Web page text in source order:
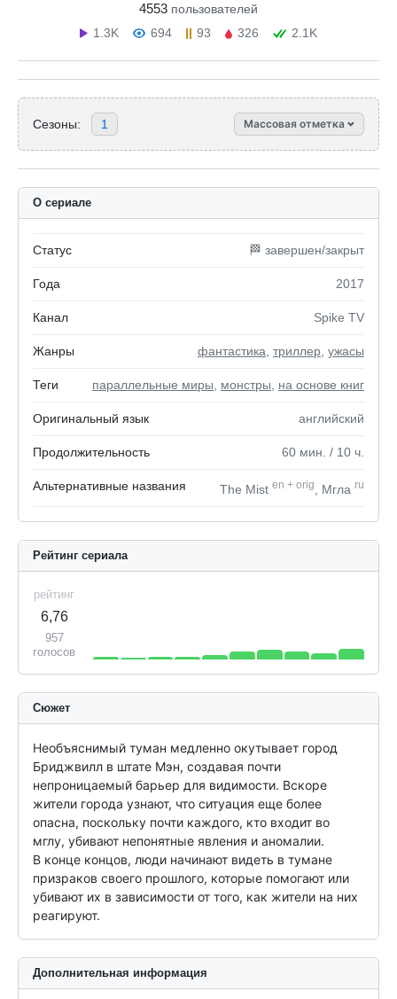
4553 пользователей
1.3K
694 93 326 2.1K
Сезоны: 1 Массовая отметка
О сериале
Статус 🏁 завершен/закрыт
Года 2017
Канал Spike TV
Жанры фантастика триллер ужасы
Теги параллельные миры монстры на основе книг
Оригинальный язык английский
Продолжительность 60 мин. / 10 ч.
Альтернативные названия The Mist en + orig , Мгла ru
Рейтинг сериала
рейтинг
6,76
957
голосов
Сюжет
Необъяснимый туман медленно окутывает город
Бриджвилл в штате Мэн, создавая почти
непроницаемый барьер для видимости. Вскоре
жители города узнают, что ситуация еще более
опасна, поскольку почти каждого, кто входит во
мглу, убивают непонятные явления и аномалии.
В конце концов, люди начинают видеть в тумане
призраков своего прошлого, которые помогают или
убивают их в зависимости от того, как жители на них
реагируют.
Дополнительная информация